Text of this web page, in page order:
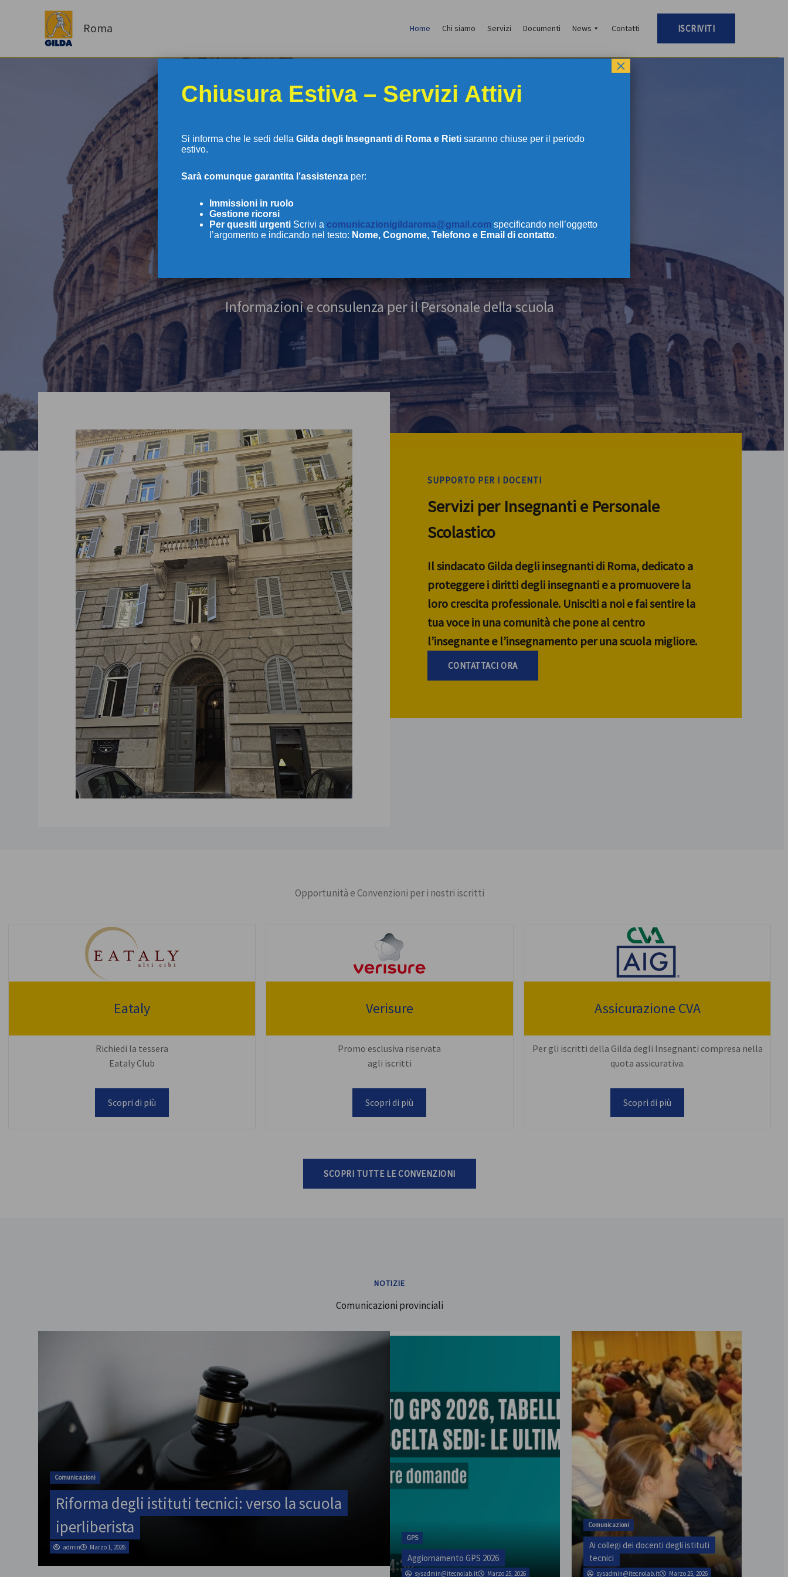
Roma Home Chi siamo Servizi Documenti News Contatti ISCRIVITI
GILDA DEGLI INSEGNANTI
Informazioni e consulenza per il Personale della scuola
SUPPORTO PER I DOCENTI
Servizi per Insegnanti e Personale
Scolastico
Il sindacato Gilda degli insegnanti di Roma, dedicato a
proteggere i diritti degli insegnanti e a promuovere la
loro crescita professionale. Unisciti a noi e fai sentire la
tua voce in una comunità che pone al centro
l’insegnante e l’insegnamento per una scuola migliore.
CONTATTACI ORA
Opportunità e Convenzioni per i nostri iscritti
Eataly
Richiedi la tessera
Eataly Club
Scopri di più
Verisure
Promo esclusiva riservata
agli iscritti
Scopri di più
Assicurazione CVA
Per gli iscritti della Gilda degli Insegnanti compresa nella
quota assicurativa.
Scopri di più
SCOPRI TUTTE LE CONVENZIONI
NOTIZIE
Comunicazioni provinciali
ATA
SINATAS Venezia, assemblea provinciale il 31
luglio
admin Marzo 1, 2026
GPS
Aggiornamento GPS 2026
sysadmin@itecnolab.it Marzo 25, 2026
Comunicazioni
Ai collegi dei docenti degli istituti
tecnici
sysadmin@itecnolab.it Marzo 25, 2026
Chiusura Estiva – Servizi Attivi
Si informa che le sedi della Gilda degli Insegnanti di Roma e Rietisaranno chiuse per il periodo
estivo.
Sarà comunque garantita l’assistenzaper:
Immissioni in ruolo
Gestione ricorsi
Perquesiti urgenti Scrivi a comunicazionigildaroma@gmail.com specificando nell’oggetto
l’argomento e indicando nel testo: Nome, Cognome, Telefono e Email di contatto.
×